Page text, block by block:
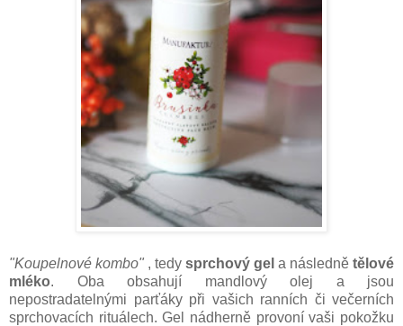
"Koupelnové kombo" , tedy sprchový gel a následně tělové
mléko. Oba obsahují mandlový olej a jsou
nepostradatelnými parťáky při vašich ranních či večerních
sprchovacích rituálech. Gel nádherně provoní vaši pokožku